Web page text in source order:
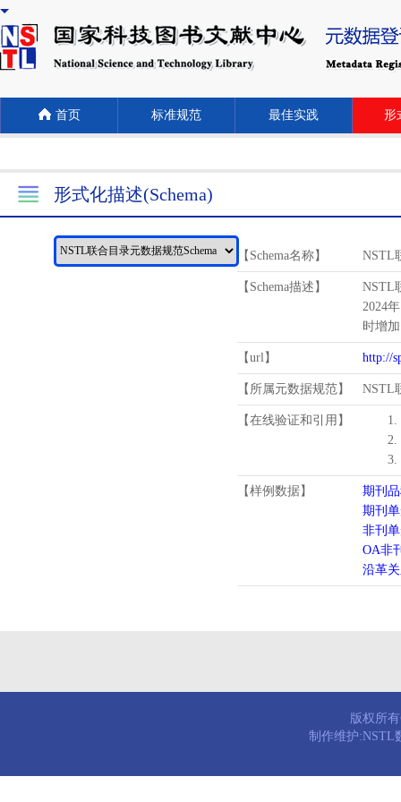
首页 标准规范 最佳实践 形
形式化描述(Schema)
【Schema名称】 NSTL
【Schema描述】
NSTL
2024
时增
【url】 http://
【所属元数据规范】 NSTL
【在线验证和引用】
1.
2.
3.
【样例数据】
期刊
期刊
非刊
OA非
沿革
版权所
制作维护:NSTL